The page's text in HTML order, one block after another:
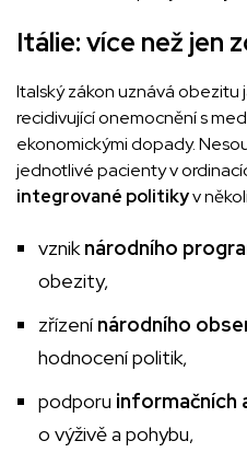
Itálie: více než jen
Italský zákon uznává obezitu
recidivující onemocnění s
ekonomickými dopady.
jednotlivé pacienty v
integrované politikyv
vzniknárodního
obezity,
zřízenínárodního
hodnocení politik,
podporu informačních
o výživě a pohybu,